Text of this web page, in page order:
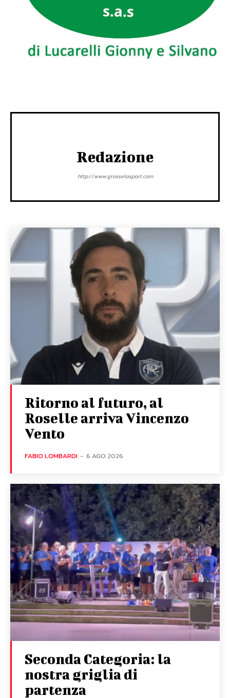
Redazione
http://www.grossetosport.com
Ritorno al futuro, al
Roselle arriva Vincenzo
Vento
FABIO LOMBARDI - 6 AGO 2026
Seconda Categoria: la
nostra griglia di
partenza